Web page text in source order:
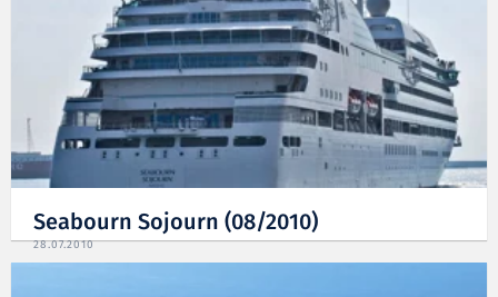
Seabourn Sojourn (08/2010)
28.07.2010